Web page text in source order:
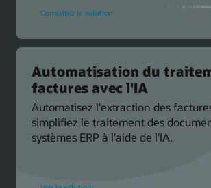
Consultez la solution
créer
d'IA
multicloud
Google
Automatisation du
factures avec l'IA
Automatisez l'extraction des
simplifiez le traitement des
systèmes ERP à l'aide de l'IA.